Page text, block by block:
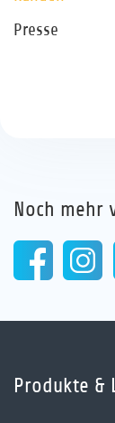
Presse
Noch mehr
Produkte &